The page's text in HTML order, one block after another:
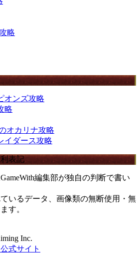
略
オンズ攻略
略
オカリナ攻略
イダース攻略
表記
編集部が独自の判断で書い
いるデータ、画像類の無断使用・無
す。
Inc.
式サイト